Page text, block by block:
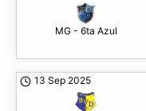
MG - 6ta Azul
13 Sep 2025